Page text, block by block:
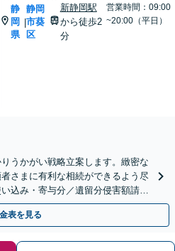
静
岡
県
|
静岡
市葵
区
新静岡駅
から徒歩2
分
営業時間：09:00
~20:00（平日）
うかがい戦略立案します。緻密な
さまに有利な相続ができるよう尽
込み・寄与分／遺留分侵害額請求
【休日・夜間相談可】
表を見る